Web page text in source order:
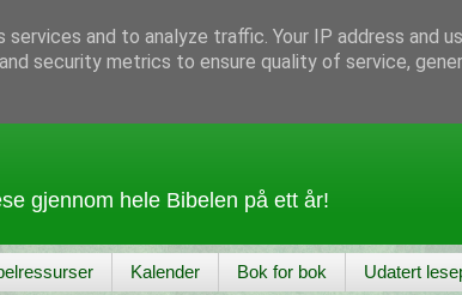
gjennom hele Bibelen på ett år!
Kalender Bok for bok Udatert
and to analyze traffic. Your IP address and
security metrics to ensure quality of service,